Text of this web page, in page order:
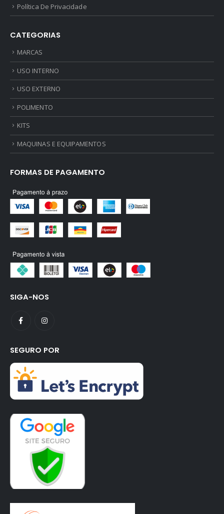
Política De Privacidade
CATEGORIAS
MARCAS
USO INTERNO
USO EXTERNO
POLIMENTO
KITS
MAQUINAS E EQUIPAMENTOS
FORMAS DE PAGAMENTO
SIGA-NOS
SEGURO POR